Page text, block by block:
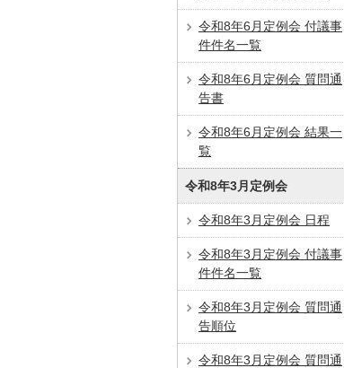
令和8年6月定例会 付議事
件件名一覧
令和8年6月定例会 質問通
告書
令和8年6月定例会 結果一
覧
令和8年3月定例会
令和8年3月定例会 日程
令和8年3月定例会 付議事
件件名一覧
令和8年3月定例会 質問通
告順位
令和8年3月定例会 質問通